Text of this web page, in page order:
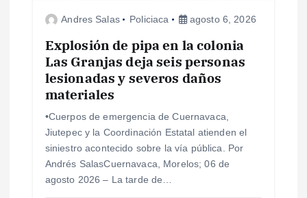
Andres Salas Policiaca agosto 6, 2026
Explosión de pipa en la colonia
Las Granjas deja seis personas
lesionadas y severos daños
materiales
•Cuerpos de emergencia de Cuernavaca,
Jiutepec y la Coordinación Estatal atienden el
siniestro acontecido sobre la vía pública. Por
Andrés SalasCuernavaca, Morelos; 06 de
agosto 2026 – La tarde de…